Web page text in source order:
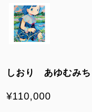
しおり あゆむみち
¥110,000